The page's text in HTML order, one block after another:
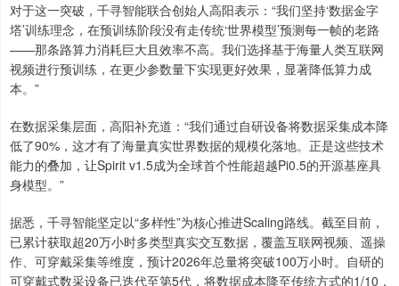
对于这一突破，千寻智能联合创始人高阳表示：“我们坚持‘数据金字
塔’训练理念，在预训练阶段没有走传统‘世界模型’预测每一帧的老路
——那条路算力消耗巨大且效率不高。我们选择基于海量人类互联网
视频进行预训练，在更少参数量下实现更好效果，显著降低算力成
本。”
在数据采集层面，高阳补充道：“我们通过自研设备将数据采集成本降
低了90%，这才有了海量真实世界数据的规模化落地。正是这些技术
能力的叠加，让Spirit v1.5成为全球首个性能超越Pi0.5的开源基座具
身模型。”
据悉，千寻智能坚定以“多样性”为核心推进Scaling路线。截至目前，
已累计获取超20万小时多类型真实交互数据，覆盖互联网视频、遥操
作、可穿戴采集等维度，预计2026年总量将突破100万小时。自研的
可穿戴式数采设备已迭代至第5代，将数据成本降至传统方式的1/10，